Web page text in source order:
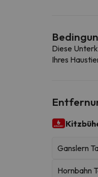
Diese
Ihres
Ganslern
Hornbahn